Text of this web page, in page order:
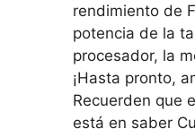
rendimiento de
potencia de la
procesador, la
¡Hasta pronto,
Recuerden que
está en saber